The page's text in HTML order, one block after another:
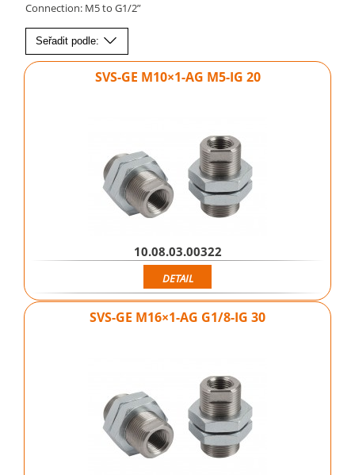
Connection: M5 to G1/2”
Seřadit podle:
SVS-GE M10×1-AG M5-IG 20
10.08.03.00322
DETAIL
SVS-GE M16×1-AG G1/8-IG 30